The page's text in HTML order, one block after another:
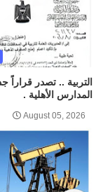
التربية .. تصدر قراراً
المدارس الأهلية .
August 05, 2026